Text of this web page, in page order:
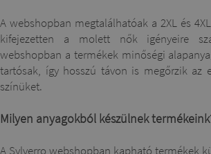
A webshopban megtalálhatóak a 2XL és
kifejezetten a molett nők igényeire
webshopban a termékek minőségi
tartósak, így hosszú távon is megőrzik az
színüket.
Milyen anyagokból készülnek
A Sylverro webshopban kapható termékek